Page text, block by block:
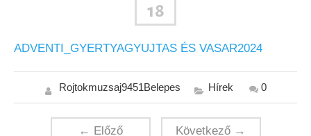
18
ADVENTI_GYERTYAGYUJTAS ÉS VASAR2024
Rojtokmuzsaj9451Belepes Hírek 0
← Előző Következő →